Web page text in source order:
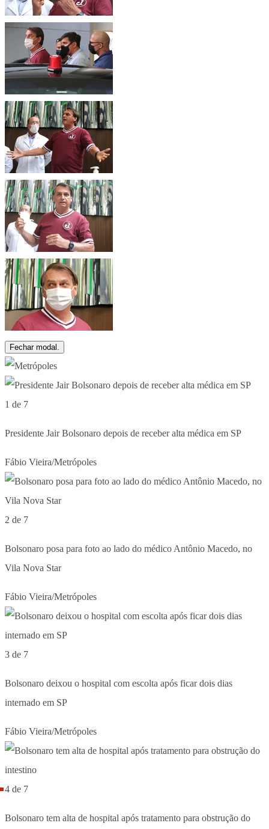
Fechar modal.
1 de 7
Presidente Jair Bolsonaro depois de receber alta médica em SP
Fábio Vieira/Metrópoles
2 de 7
Bolsonaro posa para foto ao lado do médico Antônio Macedo, no
Vila Nova Star
Fábio Vieira/Metrópoles
3 de 7
Bolsonaro deixou o hospital com escolta após ficar dois dias
internado em SP
Fábio Vieira/Metrópoles
4 de 7
Bolsonaro tem alta de hospital após tratamento para obstrução do